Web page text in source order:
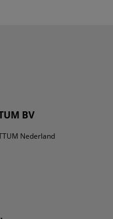
BV
Nederland